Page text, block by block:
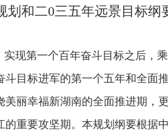
划和二0三五年远景目标纲
现第一个百年奋斗目标之后，
目标进军的第一个五年和全面
丽幸福新湖南的全面推进期，
重要攻坚期。本规划纲要根据中